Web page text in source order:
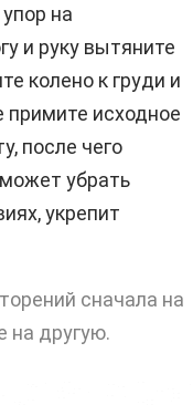
на
и руку вытяните
колено к груди и
примите исходное
после чего
убрать
укрепит
сначала на
на другую.